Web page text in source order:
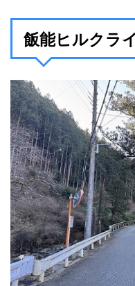
飯能ヒルクラ